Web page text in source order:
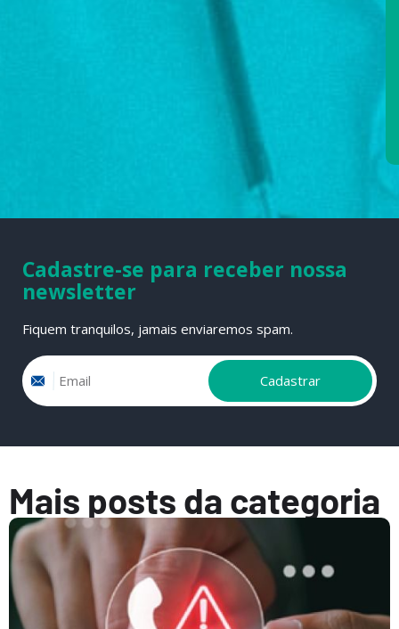
Cadastre-se para receber nossa
newsletter
Fiquem tranquilos, jamais enviaremos spam.
Email
Cadastrar
Mais posts da categoria